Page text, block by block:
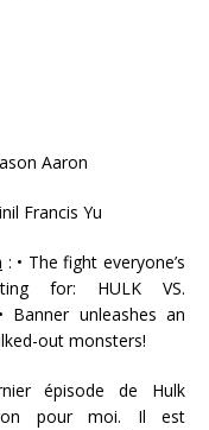
Aaron
Francis Yu
: • The fight everyone’s
for: HULK VS.
Banner unleashes an
out monsters!
épisode de Hulk
pour moi. Il est